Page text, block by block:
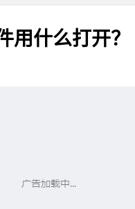
用什么打开？